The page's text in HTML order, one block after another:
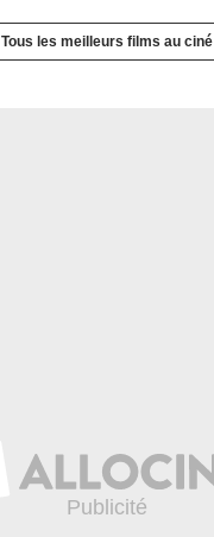
Tous les meilleurs films au ciné